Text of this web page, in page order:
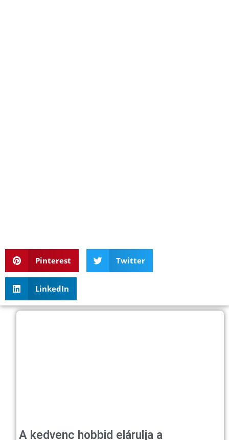
Pinterest Twitter
LinkedIn
A kedvenc hobbid elárulja a